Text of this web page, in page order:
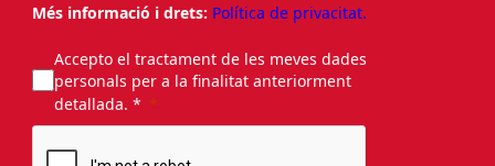
Més informació i drets: Política de privacitat.
Accepto el tractament de les meves dades
personals per a la finalitat anteriorment
detallada. *